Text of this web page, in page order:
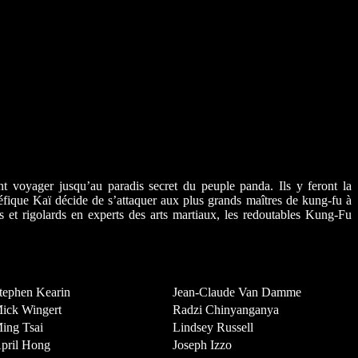
jusqu’au paradis secret du peuple panda. Ils y feront la
Kaï décide de s’attaquer aux plus grands maîtres de kung‐fu à
rigolards en experts des arts martiaux, les redoutables Kung‐Fu
Kearin
Wingert
Tsai
Hong
Jean-Claude Van Damme
Radzi Chinyanganya
Lindsey Russell
Joseph Izzo